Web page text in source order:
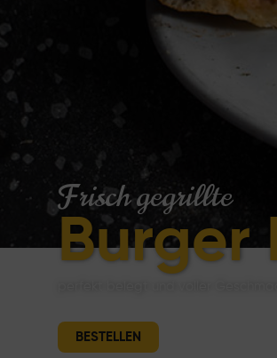
Frisch gegrillte
Burger
BESTELLEN